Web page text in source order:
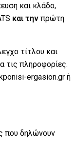
και κλάδο,
και την πρώτη
τίτλου και
τις πληροφορίες.
ergasion.gr ή
που δηλώνουν